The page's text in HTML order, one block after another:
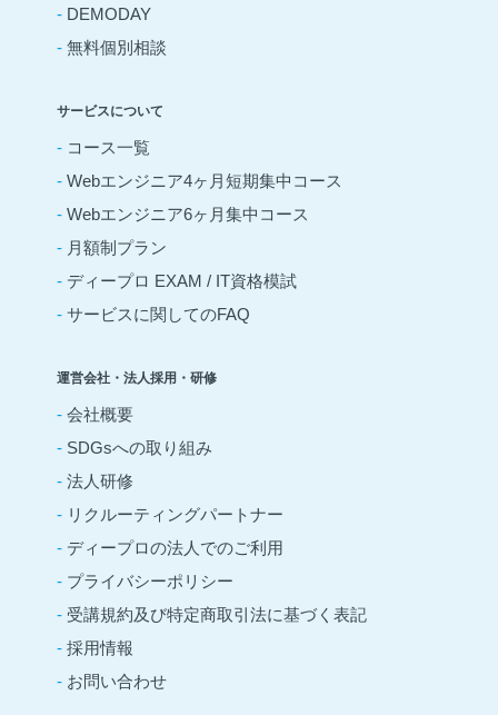
- DEMODAY
- 無料個別相談
サービスについて
- コース一覧
- Webエンジニア4ヶ月短期集中コース
- Webエンジニア6ヶ月集中コース
- 月額制プラン
- ディープロ EXAM / IT資格模試
- サービスに関してのFAQ
運営会社・法人採用・研修
- 会社概要
- SDGsへの取り組み
- 法人研修
- リクルーティングパートナー
- ディープロの法人でのご利用
- プライバシーポリシー
- 受講規約及び特定商取引法に基づく表記
- 採用情報
- お問い合わせ